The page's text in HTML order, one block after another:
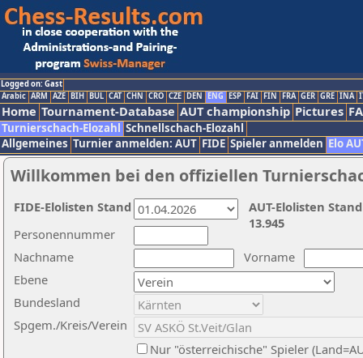
Logged on: Gast
Arabic ARM AZE BIH BUL CAT CHN CRO CZE DEN ENG ESP FAI FIN FRA GER GRE INA
Home Tournament-Database AUT championship Pictures
Turnierschach-Elozahl Schnellschach-Elozahl
Allgemeines Turnier anmelden: AUT FIDE Spieler anmelden Elo
Willkommen bei den offiziellen
Nachname
Vorname
Ebene
Personennummer
Bundesland
Spgem./Kreis/Verein
Nur "österreichische" Spieler
AUT-Elolisten
13.945
FIDE-Elolisten Stand